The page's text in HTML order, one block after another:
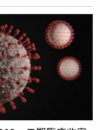
率，借款人可能先受到購
有一筆閒錢，該拿去還
到個人的投資能力。如果
貸未必是壞事。黃舒衛：
市場處於多頭時，投資可
能力。Q5：不提前還
麼？徐佳馨：遇到市場大
資人必須有其他現金流，
有機會撐過空頭、不在低
收益或本金，房貸利率也
略兩邊的風險。Q6：提
助於政府與社會從更全面
症影響不只在醫療 及早
醫學大學醫學院胡朝榮院
行率約8%，早已是攸關
策議題。他指出，最新國
若能及早管理聽力損失、
孤立及缺乏運動等風險因
預防或延後發生。近年新
他也期待
、家庭及社會的影響。確
司法權益都可能受影響
，誤信可提前代購門票等
，並強調「不是故意要讓
開演唱會的傳聞，田馥
書／田馥甄 Hebe）事實
後，各自展開個人事業，
模式。三人最後一次舉辦
演出；之後於2019年金
台北小巨蛋演唱會上合
，三人公開同框多半是在
。另一方面，S.H.E離開
受到關注。田馥甄2020